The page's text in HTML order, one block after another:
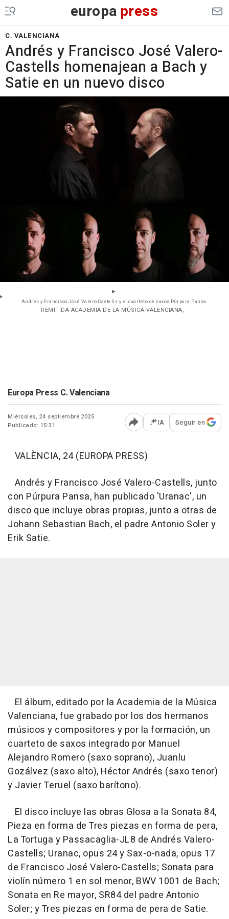
europa press
C. VALENCIANA
Andrés y Francisco José Valero-
Castells homenajean a Bach y
Satie en un nuevo disco
Andrés y Francisco José Valero-Castells y el cuarteto de saxos Púrpura Pansa.
- REMITIDA ACADEMIA DE LA MÚSICA VALENCIANA,
Europa Press C. Valenciana
Miércoles, 24 septiembre 2025
Publicado: 15:31
Abrir opciones para
IA Seguir en
VALÈNCIA, 24 (EUROPA PRESS)
Andrés y Francisco José Valero-Castells, junto
con Púrpura Pansa, han publicado 'Uranac', un
disco que incluye obras propias, junto a otras de
Johann Sebastian Bach, el padre Antonio Soler y
Erik Satie.
El álbum, editado por la Academia de la Música
Valenciana, fue grabado por los dos hermanos
músicos y compositores y por la formación, un
cuarteto de saxos integrado por Manuel
Alejandro Romero (saxo soprano), Juanlu
Gozálvez (saxo alto), Héctor Andrés (saxo tenor)
y Javier Teruel (saxo barítono).
El disco incluye las obras Glosa a la Sonata 84,
Pieza en forma de Tres piezas en forma de pera,
La Tortuga y Passacaglia-JL8 de Andrés Valero-
Castells; Uranac, opus 24 y Sax-o-nada, opus 17
de Francisco José Valero-Castells; Sonata para
violín número 1 en sol menor, BWV 1001 de Bach;
Sonata en Re mayor, SR84 del padre Antonio
Soler; y Tres piezas en forma de pera de Satie.